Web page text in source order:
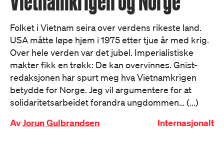
Folket i Vietnam seira over verdens rikeste land.
USA måtte løpe hjem i 1975 etter tjue år med krig.
Over hele verden var det jubel. Imperialistiske
makter fikk en trøkk: De kan overvinnes. Gnist-
redaksjonen har spurt meg hva Vietnamkrigen
betydde for Norge. Jeg vil argumentere for at
solidaritetsarbeidet forandra ungdommen… (...)
AvJorun Gulbrandsen Internasjonalt